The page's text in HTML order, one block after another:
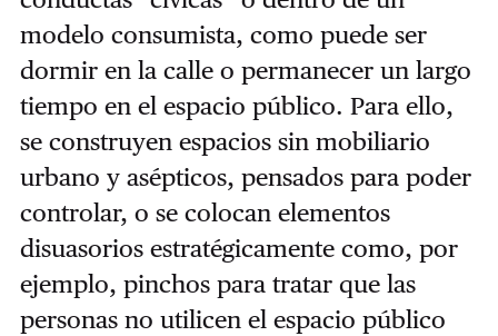
modelo consumista, como puede ser
dormir en la calle o permanecer un largo
tiempo en el espacio público. Para ello,
se construyen espacios sin mobiliario
urbano y asépticos, pensados para poder
controlar, o se colocan elementos
disuasorios estratégicamente como, por
ejemplo, pinchos para tratar que las
personas no utilicen el espacio público